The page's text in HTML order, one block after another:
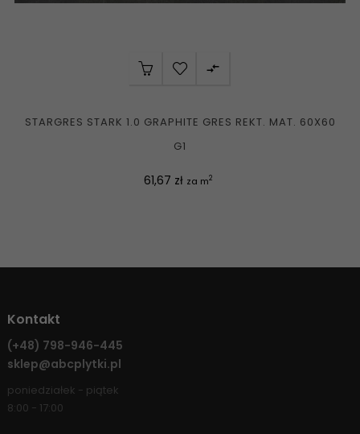

STARGRES STARK 1.0 GRAPHITE GRES REKT. MAT. 60X60
G1
Cena
61,67 zł za m2
Kontakt
(+48) 798-946-445
sklep@abcplytki.pl
poniedziałek - piątek
8:00 - 17:00